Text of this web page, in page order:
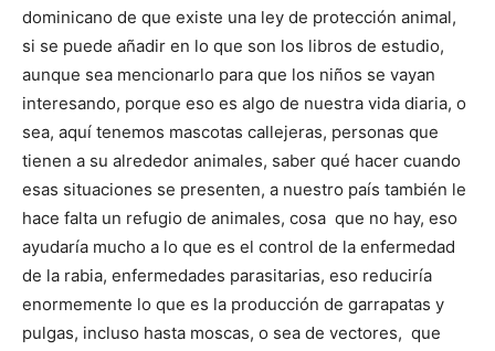
dominicano de que existe una ley de protección animal,
si se puede añadir en lo que son los libros de estudio,
aunque sea mencionarlo para que los niños se vayan
interesando, porque eso es algo de nuestra vida diaria, o
sea, aquí tenemos mascotas callejeras, personas que
tienen a su alrededor animales, saber qué hacer cuando
esas situaciones se presenten, a nuestro país también le
hace falta un refugio de animales, cosa que no hay, eso
ayudaría mucho a lo que es el control de la enfermedad
de la rabia, enfermedades parasitarias, eso reduciría
enormemente lo que es la producción de garrapatas y
pulgas, incluso hasta moscas, o sea de vectores, que